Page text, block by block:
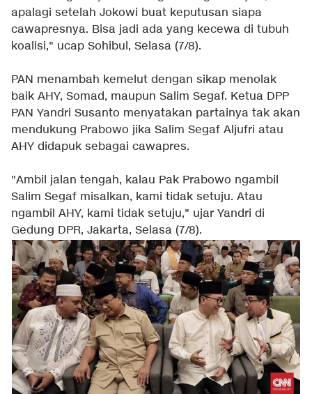
apalagi setelah Jokowi buat keputusan siapa
cawapresnya. Bisa jadi ada yang kecewa di tubuh
koalisi," ucap Sohibul, Selasa (7/8).
PAN menambah kemelut dengan sikap menolak
baik AHY, Somad, maupun Salim Segaf. Ketua DPP
PAN Yandri Susanto menyatakan partainya tak akan
mendukung Prabowo jika Salim Segaf Aljufri atau
AHY didapuk sebagai cawapres.
"Ambil jalan tengah, kalau Pak Prabowo ngambil
Salim Segaf misalkan, kami tidak setuju. Atau
ngambil AHY, kami tidak setuju," ujar Yandri di
Gedung DPR, Jakarta, Selasa (7/8).